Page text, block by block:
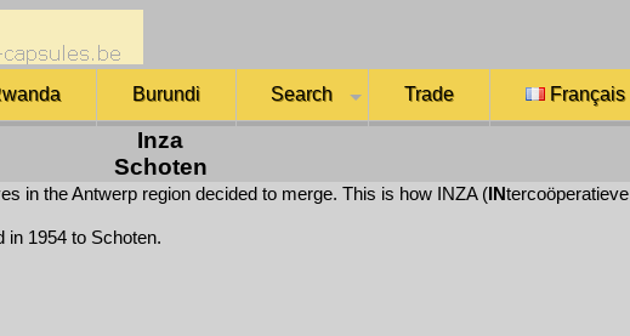
Burundi Search Trade Français
Inza
Schoten
in the Antwerp region decided to merge. This is how INZA (INtercoöperatieve
in 1954 to Schoten.